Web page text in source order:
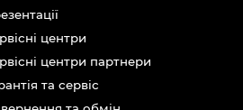
центри
центри партнери
та сервіс